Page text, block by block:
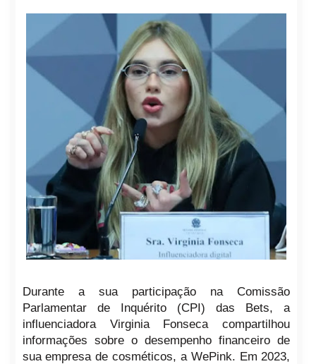
Durante a sua participação na Comissão
Parlamentar de Inquérito (CPI) das Bets, a
influenciadora Virginia Fonseca compartilhou
informações sobre o desempenho financeiro de
sua empresa de cosméticos, a WePink. Em 2023,